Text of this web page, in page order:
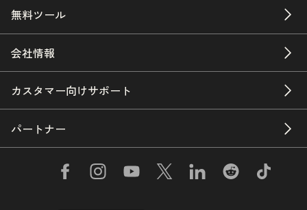
無料ツール
会社情報
カスタマー向けサポート
パートナー